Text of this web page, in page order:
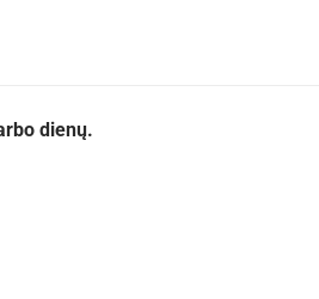
dienų.